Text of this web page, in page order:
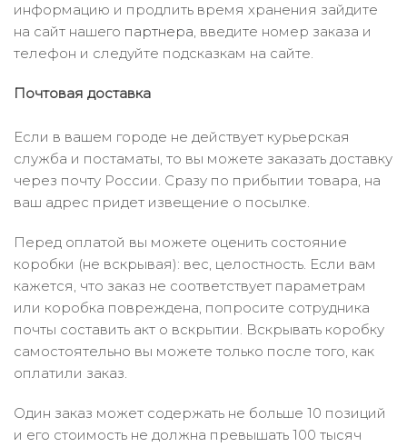
информацию и продлить время хранения зайдите
на сайт нашего партнера, введите номер заказа и
телефон и следуйте подсказкам на сайте.
Почтовая доставка
Если в вашем городе не действует курьерская
служба и постаматы, то вы можете заказать доставку
через почту России. Сразу по прибытии товара, на
ваш адрес придет извещение о посылке.
Перед оплатой вы можете оценить состояние
коробки (не вскрывая): вес, целостность. Если вам
кажется, что заказ не соответствует параметрам
или коробка повреждена, попросите сотрудника
почты составить акт о вскрытии. Вскрывать коробку
самостоятельно вы можете только после того, как
оплатили заказ.
Один заказ может содержать не больше 10 позиций
и его стоимость не должна превышать 100 тысяч